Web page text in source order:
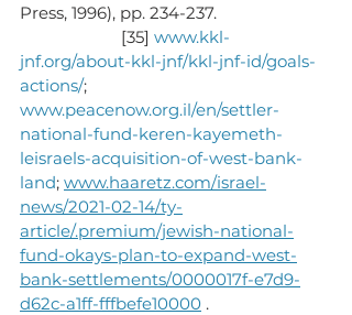
Press, 1996), pp. 234-237.
[35] www.kkl-
jnf.org/about-kkl-jnf/kkl-jnf-id/goals-
actions/;
www.peacenow.org.il/en/settler-
national-fund-keren-kayemeth-
leisraels-acquisition-of-west-bank-
land; www.haaretz.com/israel-
news/2021-02-14/ty-
article/.premium/jewish-national-
fund-okays-plan-to-expand-west-
bank-settlements/0000017f-e7d9-
d62c-a1ff-fffbefe10000 .